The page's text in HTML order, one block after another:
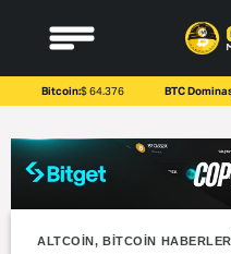
content
Bitcoin:$ 64.376 BTC
ALTCOIN,BITCOIN